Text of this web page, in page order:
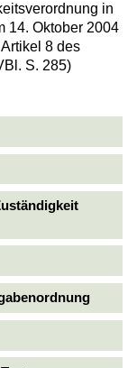
in
14. Oktober 2004
8 des
S. 285)